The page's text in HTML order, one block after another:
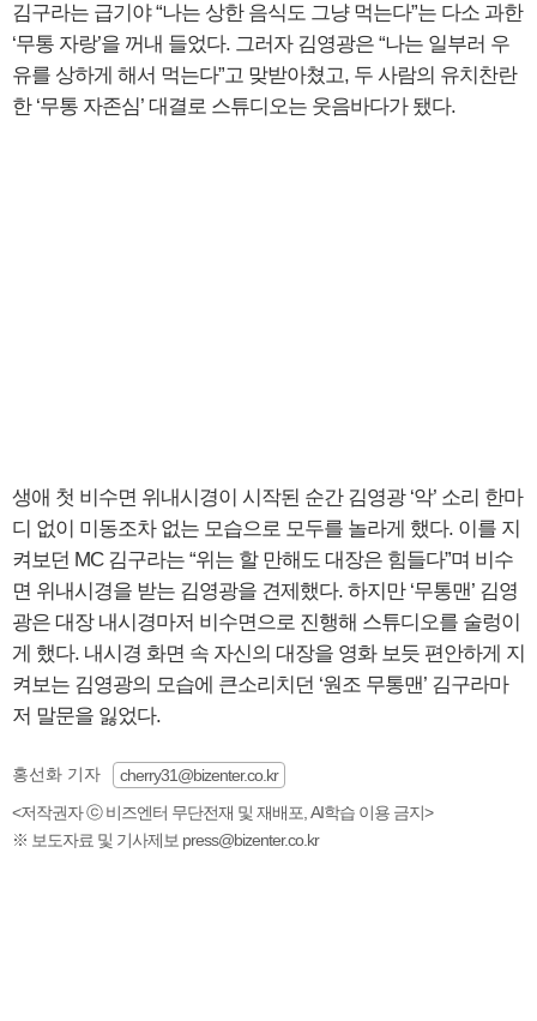
김구라는 급기야 “나는 상한 음식도 그냥 먹는다”는 다소 과한
‘무통 자랑’을 꺼내 들었다. 그러자 김영광은 “나는 일부러 우
유를 상하게 해서 먹는다”고 맞받아쳤고, 두 사람의 유치찬란
한 ‘무통 자존심’ 대결로 스튜디오는 웃음바다가 됐다.
생애 첫 비수면 위내시경이 시작된 순간 김영광 ‘악’ 소리 한마
디 없이 미동조차 없는 모습으로 모두를 놀라게 했다. 이를 지
켜보던 MC 김구라는 “위는 할 만해도 대장은 힘들다”며 비수
면 위내시경을 받는 김영광을 견제했다. 하지만 ‘무통맨’ 김영
광은 대장 내시경마저 비수면으로 진행해 스튜디오를 술렁이
게 했다. 내시경 화면 속 자신의 대장을 영화 보듯 편안하게 지
켜보는 김영광의 모습에 큰소리치던 ‘원조 무통맨’ 김구라마
저 말문을 잃었다.
홍선화 기자
cherry31@bizenter.co.kr
<저작권자 ⓒ 비즈엔터 무단전재 및 재배포, AI학습 이용 금지>
※ 보도자료 및 기사제보 press@bizenter.co.kr